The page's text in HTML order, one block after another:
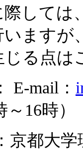
際しては
いますが
じる点は
E-mail：
～16時）
京都大